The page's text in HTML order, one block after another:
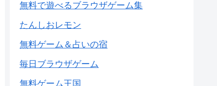
無料で遊べるブラウザゲーム集
たんしおレモン
無料ゲーム＆占いの宿
毎日ブラウザゲーム
無料ゲーム王国